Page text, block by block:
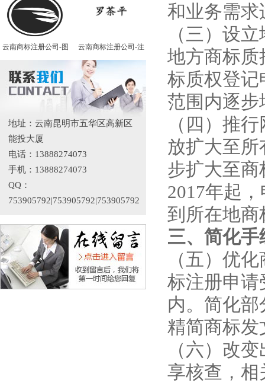
云南商标注册公司-图 云南商标注册公司-注
地址：云南昆明市五华区高新区
能投大厦
电话：13888274073
手机：13888274073
QQ：
753905792|753905792|753905792
和业务需求
（三）设
地方商标质
标质权登记
范围内逐步
（四）推
放扩大至
步扩大至
2017年起
到所在地
三、简化
（五）优
标注册申请
内。简化
精简商标发
（六）改
享核查，相